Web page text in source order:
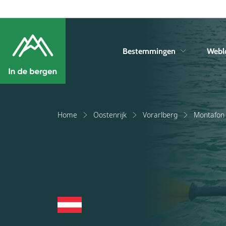
Bestemmingen
Home Oostenrijk Vorarlberg Montafon